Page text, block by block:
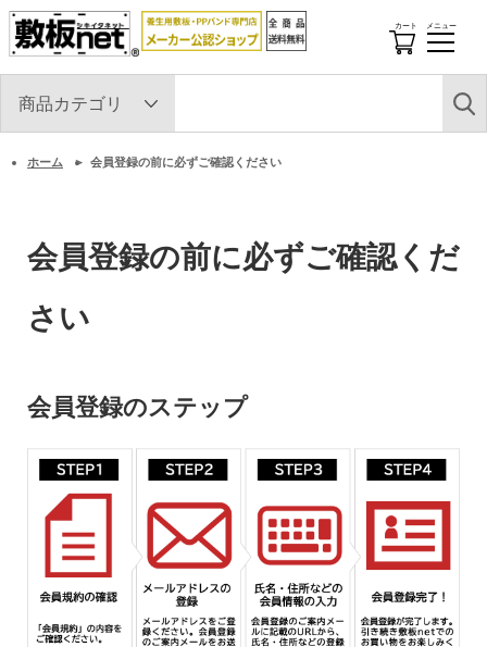
カート メニュー
開
る
ホーム 会員登録の前に必ずご確認ください
会員登録の前に必ずご確認くだ
さい
会員登録のステップ